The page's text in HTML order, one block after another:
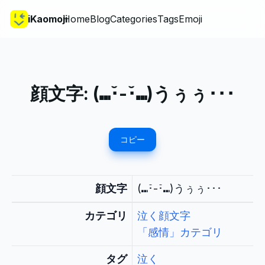
iKaomojiHomeBlogCategoriesTagsEmoji
顔文字: (⑉･̆-･̆⑉)うぅぅ･･･
コピー
顔文字 (⑉･̆-･̆⑉)うぅぅ･･･
カテゴリ
泣く顔文字
「感情」カテゴリ
タグ 泣く